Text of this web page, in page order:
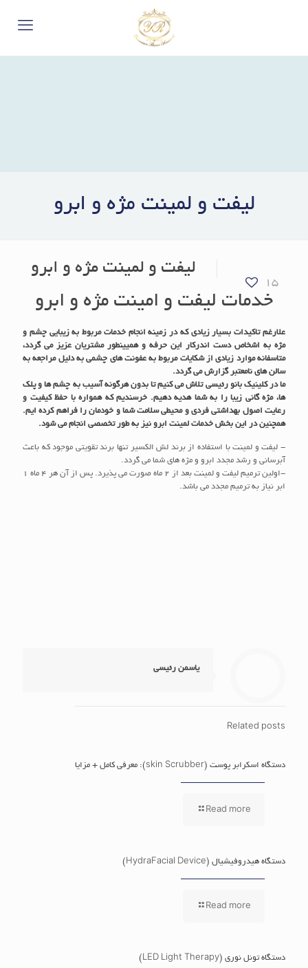
لیفت و لمینت مژه و ابرو
15
لیفت و لمینت مژه و ابرو
خدمات لیفت و امینت مژه و ابرو
علارغم تاکیدات بسیار زیادی که در زمینه انجام خدمات مربوط به زیبایی چشم و
مژه به اشخاص دست اندرکار این حرفه و همیینطور مشتریان عزیز می گردد،
متاسفانه موارد زیادی از شکایات مربوط به عفونت های چشمی به دلیل مراجعه به
سالن های نامعتبر گزارش می گردد.
ما در کلینیک بانو رئیسی تلاش می کنیم تا بدون هرگونه آسیب به چشم ها و پلک
ها، مژه گانی زیبا را به شما هدیه دهیم. خرسندیم که همواره با حفظ کیفیت و
رعایت اصول بهداشتی فردی و محیطی سلامت شما و خودمان را فراهم کرده ایم.
همچنین در این بخش خدمات لمینت ابرو نیز به طور تخصصی انجام می شود.
- لیفت و لمینت با استفاده از برند لش الکسیر تنها برند تقویتی موجود که باعث
آبرسانی و رشد مجدد ابرو و مژه های شما می گردد.
-اولین ترمیم لیفت و لمینت بعد از ۲ ماه صورت می پذیرد. پس از آن هر ۴ ماه ۱
ابر نیاز به ترمیم مجدد می باشد.
یاسمن رئیسی
Related posts
دستگاه اسکرابر پوست (skin Scrubber): معرفی کامل + مزایا
Read more
دستگاه هیدروفیشیال (HydraFacial Device)
Read more
دستگاه تونل نوری (LED Light Therapy)